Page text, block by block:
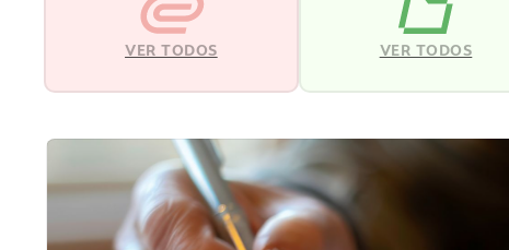
VER TODOS VER TODOS